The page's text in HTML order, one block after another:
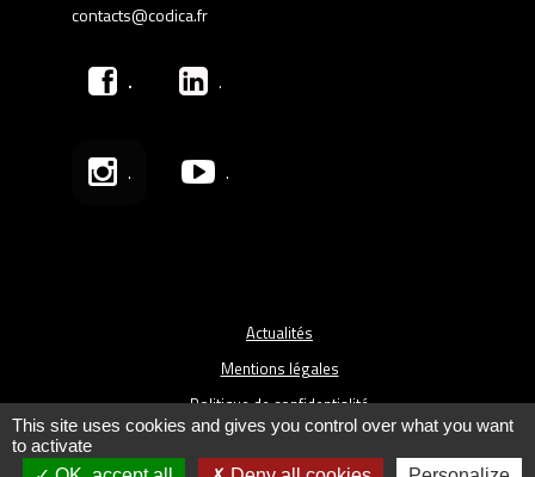
contacts@codica.fr
. .
. .
Actualités
Mentions légales
Politique de confidentialité
Plan du site
This site uses cookies and gives you control over what you want
to activate